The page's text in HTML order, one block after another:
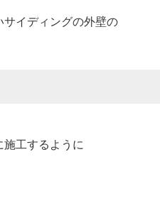
サイディングの外壁の
施工するように